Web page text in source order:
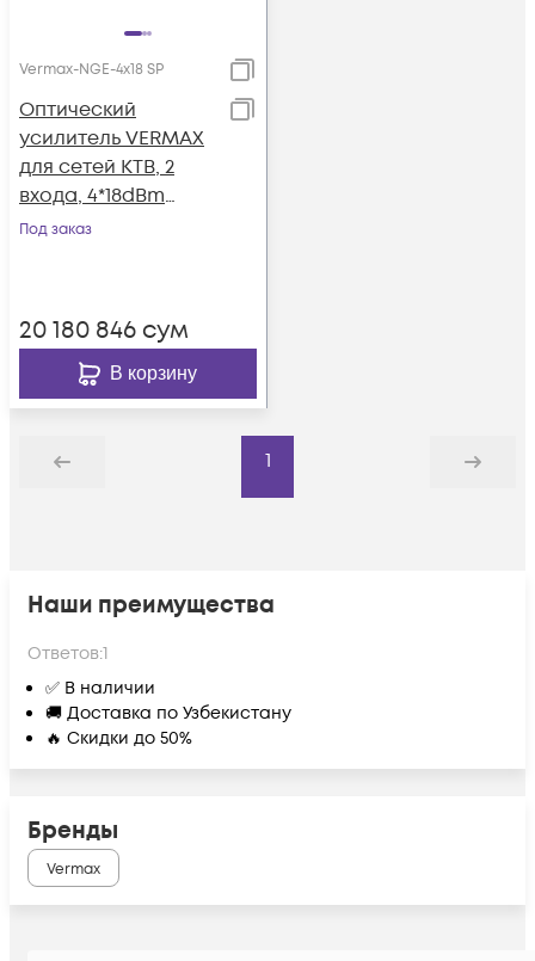
Vermax-NGE-4x18 SP
Оптический
усилитель VERMAX
для сетей КТВ, 2
входа, 4*18dBm
выход, CWDM
Под заказ
20 180 846 сум
В корзину
Назад
1
Дальше
Наши преимущества
Ответов:1
✅ В наличии
🚚 Доставка по Узбекистану
🔥 Скидки до 50%
Бренды
Vermax